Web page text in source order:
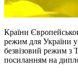
Країни
режим для України у
безвізовий режим з
посиланням на